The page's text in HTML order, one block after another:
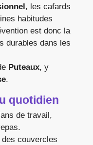
, les cafards
habitudes
est donc la
durables dans les
Puteaux, y
.
quotidien
de travail,
couvercles